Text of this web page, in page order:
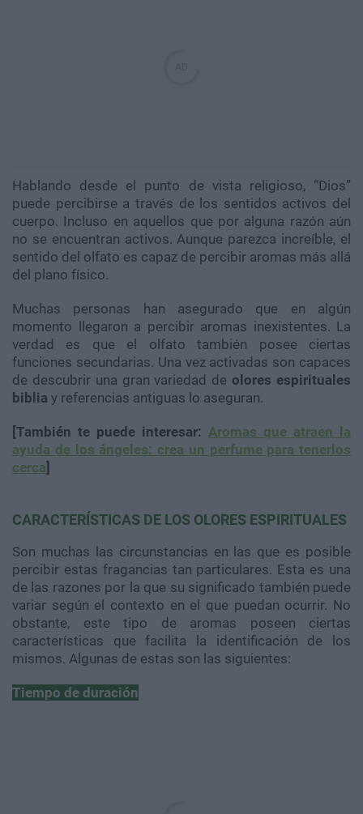
Hablando desde el punto de vista religioso, “Dios”
puede percibirse a través de los sentidos activos del
cuerpo. Incluso en aquellos que por alguna razón aún
no se encuentran activos. Aunque parezca increíble, el
sentido del olfato es capaz de percibir aromas más allá
del plano físico.
Muchas personas han asegurado que en algún
momento llegaron a percibir aromas inexistentes. La
verdad es que el olfato también posee ciertas
funciones secundarias. Una vez activadas son capaces
de descubrir una gran variedad de olores espirituales
biblia y referencias antiguas lo aseguran.
[También te puede interesar: Aromas que atraen la
ayuda de los ángeles: crea un perfume para tenerlos
cerca]
CARACTERÍSTICAS DE LOS OLORES ESPIRITUALES
Son muchas las circunstancias en las que es posible
percibir estas fragancias tan particulares. Esta es una
de las razones por la que su significado también puede
variar según el contexto en el que puedan ocurrir. No
obstante, este tipo de aromas poseen ciertas
características que facilita la identificación de los
mismos. Algunas de estas son las siguientes:
Tiempo de duración